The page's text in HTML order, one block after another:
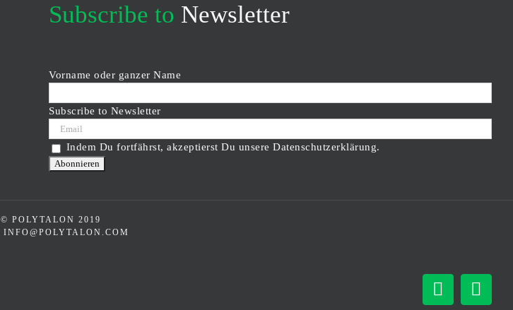
Subscribe to Newsletter
Vorname oder ganzer Name
Subscribe to Newsletter
Indem Du fortfährst, akzeptierst Du unsere Datenschutzerklärung.
© POLYTALON 2019
INFO@POLYTALON.COM
Facebook